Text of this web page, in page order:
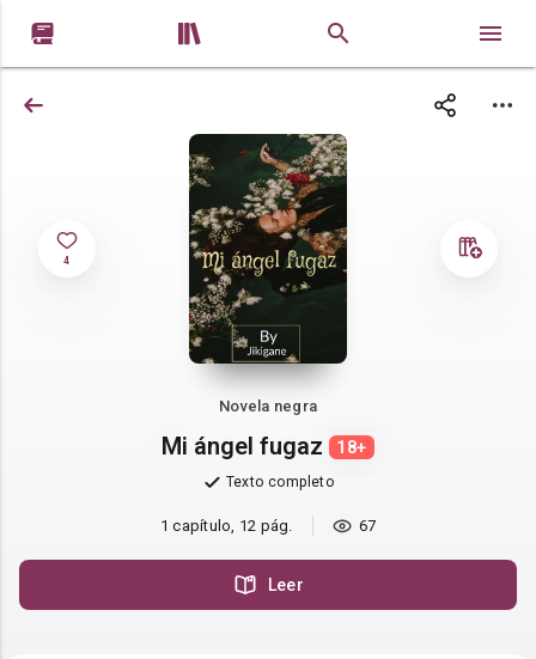
 
4
Novela negra
Mi ángel fugaz 18+
Texto completo
1 capítulo, 12 pág. 67
Leer